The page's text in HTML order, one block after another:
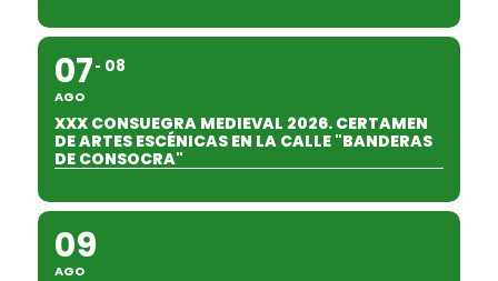
07
AGO
08
XXX CONSUEGRA MEDIEVAL 2026. CERTAMEN
DE ARTES ESCÉNICAS EN LA CALLE "BANDERAS
DE CONSOCRA"
09
AGO